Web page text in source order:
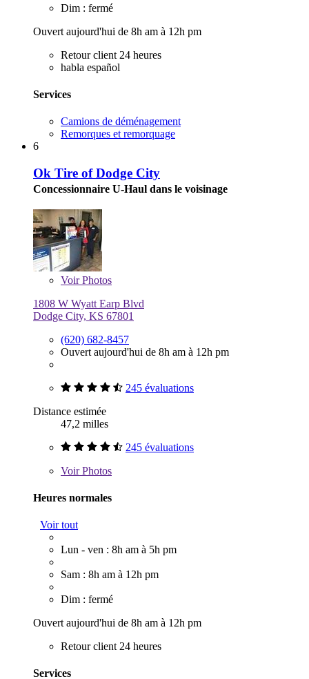
Dim : fermé
Ouvert aujourd'hui de 8h am à 12h pm
Retour client 24 heures
habla español
Services
Camions de déménagement
Remorques et remorquage
6
Ok Tire of Dodge City
Concessionnaire U-Haul dans le voisinage
VoirPhotos
1808 W Wyatt Earp Blvd
Dodge City, KS 67801
(620) 682-8457
Ouvert aujourd'hui de 8h am à 12h pm
245 évaluations
Distance estimée
47,2 milles
245 évaluations
VoirPhotos
Heures normales
Voir tout
Lun - ven : 8h am à 5h pm
Sam : 8h am à 12h pm
Dim : fermé
Ouvert aujourd'hui de 8h am à 12h pm
Retour client 24 heures
Services